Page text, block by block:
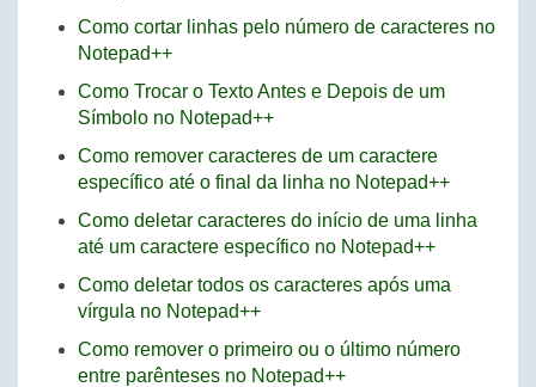
Como cortar linhas pelo número de caracteres no
Notepad++
Como Trocar o Texto Antes e Depois de um
Símbolo no Notepad++
Como remover caracteres de um caractere
específico até o final da linha no Notepad++
Como deletar caracteres do início de uma linha
até um caractere específico no Notepad++
Como deletar todos os caracteres após uma
vírgula no Notepad++
Como remover o primeiro ou o último número
entre parênteses no Notepad++